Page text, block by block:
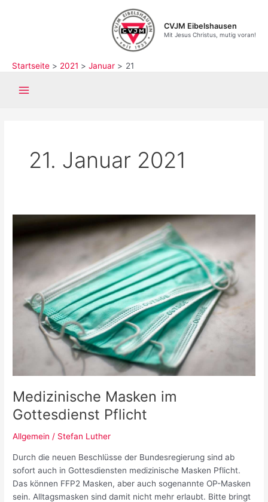
CVJM Eibelshausen
Mit Jesus Christus, mutig voran!
Startseite 2021 Januar 21
21. Januar 2021
Medizinische Masken im
Gottesdienst Pflicht
Allgemein / Stefan Luther
Durch die neuen Beschlüsse der Bundesregierung sind ab
sofort auch in Gottesdiensten medizinische Masken Pflicht.
Das können FFP2 Masken, aber auch sogenannte OP-Masken
sein. Alltagsmasken sind damit nicht mehr erlaubt. Bitte bringt